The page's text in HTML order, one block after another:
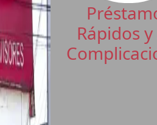
Rápidos y